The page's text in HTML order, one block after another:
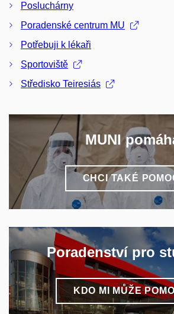
Posluchárny
Poradenské centrum MU
Potřebuji k lékaři
Sportoviště
Středisko Teiresiás
MUNI
CHCI TAKÉ
Poradenství pro
KDO MI MŮŽE